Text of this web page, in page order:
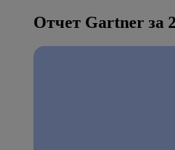
Отчет Gartner за